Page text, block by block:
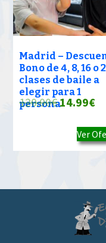
Madrid –
Bono de 4, 8, 16 o
clases de baile a
elegir para 1
persona
120.00€El
original
era:
14.99€El
Ver